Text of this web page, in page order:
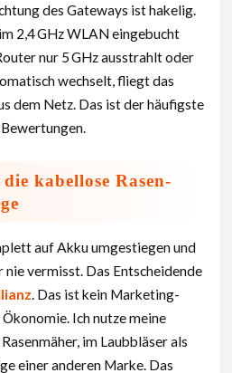
des Gateways ist hakelig.
2,4 GHz WLAN eingebucht
nur 5 GHz ausstrahlt oder
wechselt, fliegt das
dem Netz. Das ist der häufigste
kabellose Rasen-
auf Akku umgestiegen und
nie vermisst. Das Entscheidende
. Das ist kein Marketing-
Ich nutze meine
im Laubbläser als
einer anderen Marke. Das